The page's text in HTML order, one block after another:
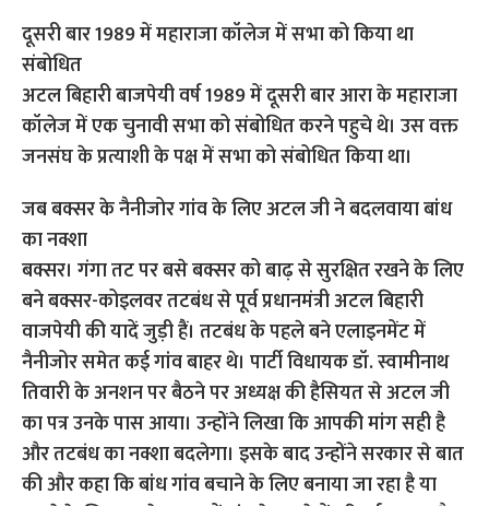
दूसरी बार 1989 में महाराजा कॉलेज में सभा को किया था
संबोधित
अटल बिहारी बाजपेयी वर्ष 1989 में दूसरी बार आरा के महाराजा
कॉलेज में एक चुनावी सभा को संबोधित करने पहुचे थे। उस वक्त
जनसंघ के प्रत्याशी के पक्ष में सभा को संबोधित किया था।
जब बक्सर के नैनीजोर गांव के लिए अटल जी ने बदलवाया बांध
का नक्शा
बक्सर। गंगा तट पर बसे बक्सर को बाढ़ से सुरक्षित रखने के लिए
बने बक्सर-कोइलवर तटबंध से पूर्व प्रधानमंत्री अटल बिहारी
वाजपेयी की यादें जुड़ी हैं। तटबंध के पहले बने एलाइनमेंट में
नैनीजोर समेत कई गांव बाहर थे। पार्टी विधायक डॉ. स्वामीनाथ
तिवारी के अनशन पर बैठने पर अध्यक्ष की हैसियत से अटल जी
का पत्र उनके पास आया। उन्होंने लिखा कि आपकी मांग सही है
और तटबंध का नक्शा बदलेगा। इसके बाद उन्होंने सरकार से बात
की और कहा कि बांध गांव बचाने के लिए बनाया जा रहा है या